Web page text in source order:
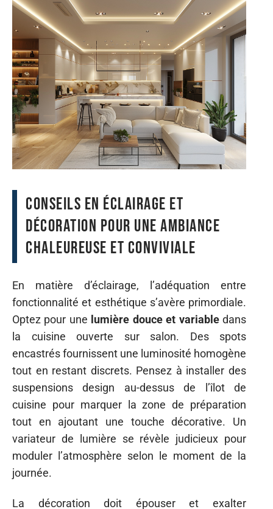
Conseils en éclairage et
décoration pour une ambiance
chaleureuse et conviviale
En matière d’éclairage, l’adéquation entre
fonctionnalité et esthétique s’avère primordiale.
Optez pour une lumière douce et variabledans
la cuisine ouverte sur salon. Des spots
encastrés fournissent une luminosité homogène
tout en restant discrets. Pensez à installer des
suspensions design au-dessus de l’îlot de
cuisine pour marquer la zone de préparation
tout en ajoutant une touche décorative. Un
variateur de lumière se révèle judicieux pour
moduler l’atmosphère selon le moment de la
journée.
La décoration doit épouser et exalter